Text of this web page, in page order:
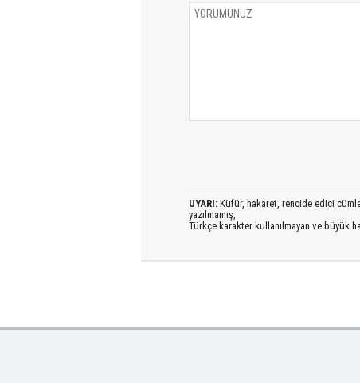
UYARI: Küfür, hakaret, rencide edici
yazılmamış,
Türkçe karakter kullanılmayan ve büyük